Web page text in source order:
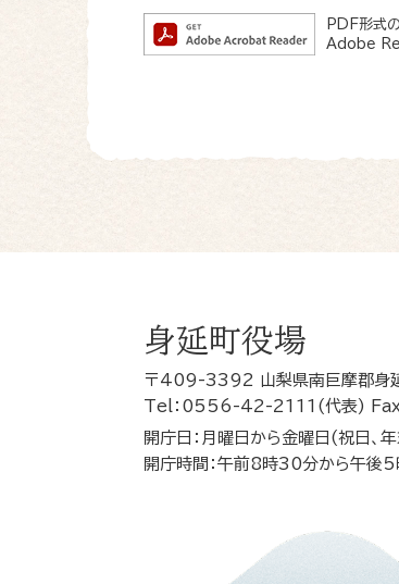
PDF形式
Adobe
身延町役場
〒409-3392 山梨県南巨摩郡身
Tel：0556-42-2111(代表)
開庁日：月曜日から金曜日(祝日、
開庁時間：午前8時30分から午後